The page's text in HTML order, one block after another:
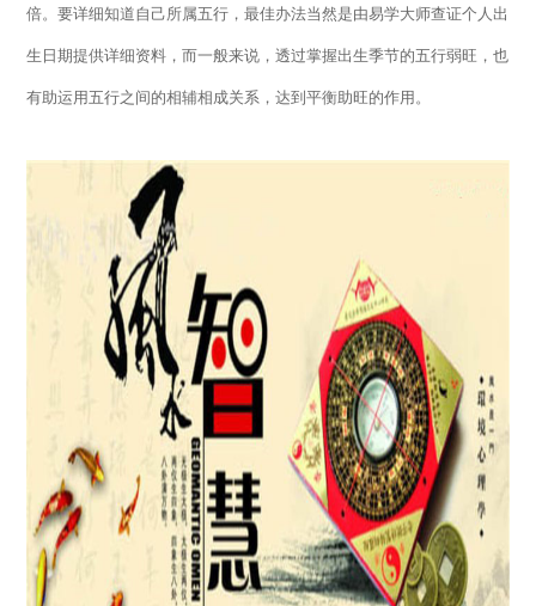
倍。要详细知道自己所属五行，最佳办法当然是由易学大师查证个人出
生日期提供详细资料，而一般来说，透过掌握出生季节的五行弱旺，也
有助运用五行之间的相辅相成关系，达到平衡助旺的作用。